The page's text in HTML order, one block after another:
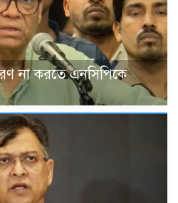
না করতে এনসিপিকে